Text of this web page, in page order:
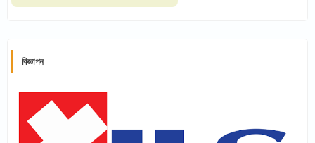
বিজ্ঞাপন